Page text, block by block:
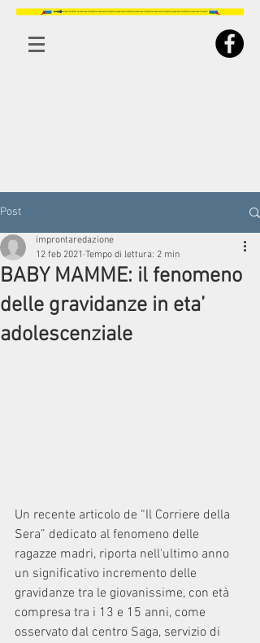
Post
BABY MAMME: il fenomeno
delle gravidanze in eta’
adolescenziale
improntaredazione
12 feb 2021 Tempo di lettura: 2 min
Un recente articolo de “Il Corriere della
Sera” dedicato al fenomeno delle
ragazze madri, riporta nell'ultimo anno
un significativo incremento delle
gravidanze tra le giovanissime, con età
compresa tra i 13 e 15 anni, come
osservato dal centro Saga, servizio di